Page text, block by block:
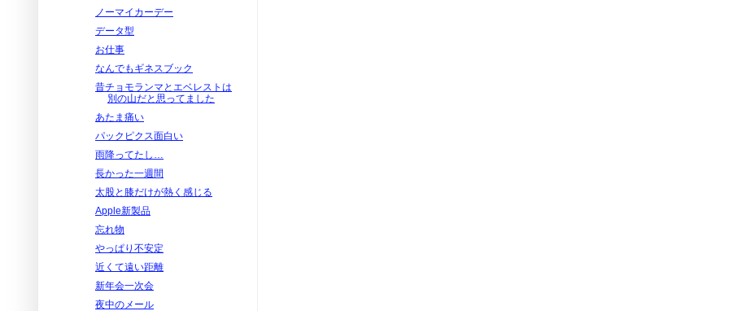
ノーマイカーデー
データ型
お仕事
なんでもギネスブック
昔チョモランマとエベレストは
別の山だと思ってました
あたま痛い
パックピクス面白い
雨降ってたし…
長かった一週間
太股と膝だけが熱く感じる
Apple新製品
忘れ物
やっぱり不安定
近くて遠い距離
新年会一次会
夜中のメール